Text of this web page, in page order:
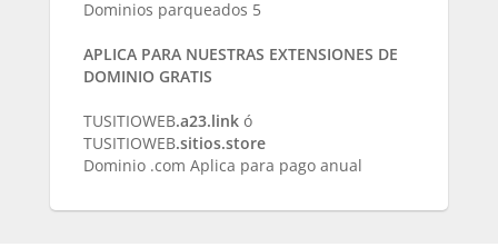
Dominios parqueados 5
APLICA PARA NUESTRAS EXTENSIONES DE
DOMINIO GRATIS
TUSITIOWEB.a23.link ó
TUSITIOWEB.sitios.store
Dominio .com Aplica para pago anual